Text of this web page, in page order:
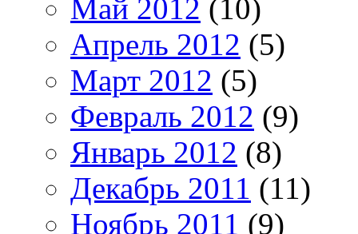
Май 2012 (10)
Апрель 2012 (5)
Март 2012 (5)
Февраль 2012 (9)
Январь 2012 (8)
Декабрь 2011 (11)
Ноябрь 2011 (9)